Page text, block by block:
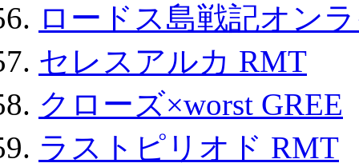
ロードス島戦記オン
セレスアルカ RMT
クローズ×worst GREE
ラストピリオド RMT